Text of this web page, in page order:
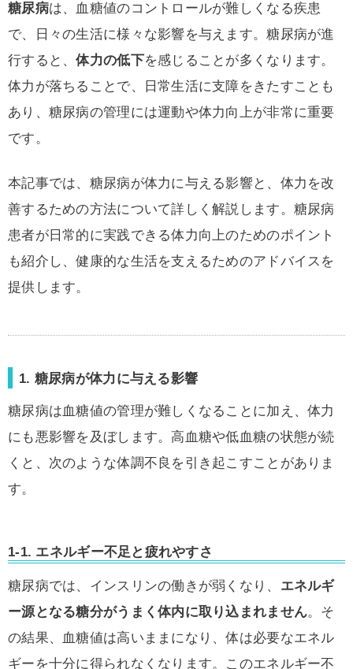
糖尿病は、血糖値のコントロールが難しくなる疾患
で、日々の生活に様々な影響を与えます。糖尿病が進
行すると、体力の低下を感じることが多くなります。
体力が落ちることで、日常生活に支障をきたすことも
あり、糖尿病の管理には運動や体力向上が非常に重要
です。
本記事では、糖尿病が体力に与える影響と、体力を改
善するための方法について詳しく解説します。糖尿病
患者が日常的に実践できる体力向上のためのポイント
も紹介し、健康的な生活を支えるためのアドバイスを
提供します。
1. 糖尿病が体力に与える影響
糖尿病は血糖値の管理が難しくなることに加え、体力
にも悪影響を及ぼします。高血糖や低血糖の状態が続
くと、次のような体調不良を引き起こすことがありま
す。
1-1. エネルギー不足と疲れやすさ
糖尿病では、インスリンの働きが弱くなり、 エネルギ
ー源となる糖分がうまく体内に取り込まれません。そ
の結果、血糖値は高いままになり、体は必要なエネル
ギーを十分に得られなくなります。このエネルギー不